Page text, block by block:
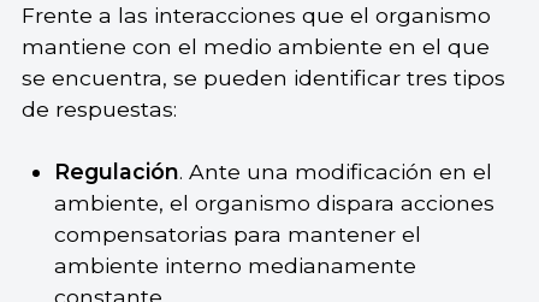
Frente a las interacciones que el organismo
mantiene con el medio ambiente en el que
se encuentra, se pueden identificar tres tipos
de respuestas:
Regulación. Ante una modificación en el
ambiente, el organismo dispara acciones
compensatorias para mantener el
ambiente interno medianamente